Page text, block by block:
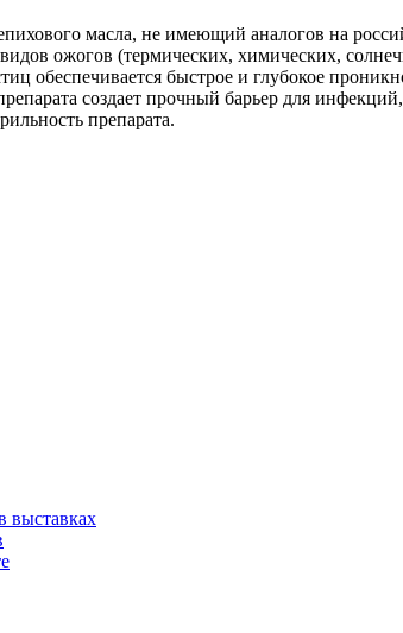
масла, не имеющий аналогов на
ожогов (термических, химических,
обеспечивается быстрое и глубокое
создает прочный барьер для
препарата.
выставках